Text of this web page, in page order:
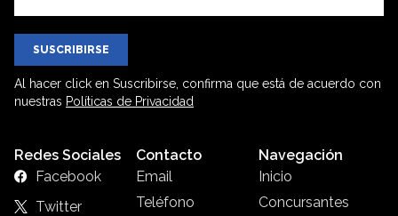
SUSCRIBIRSE
Al hacer click en Suscribirse, confirma que está de acuerdo con
nuestras Políticas de Privacidad
Redes Sociales
Facebook
Twitter
Contacto
Email
Teléfono
Navegación
Inicio
Concursantes